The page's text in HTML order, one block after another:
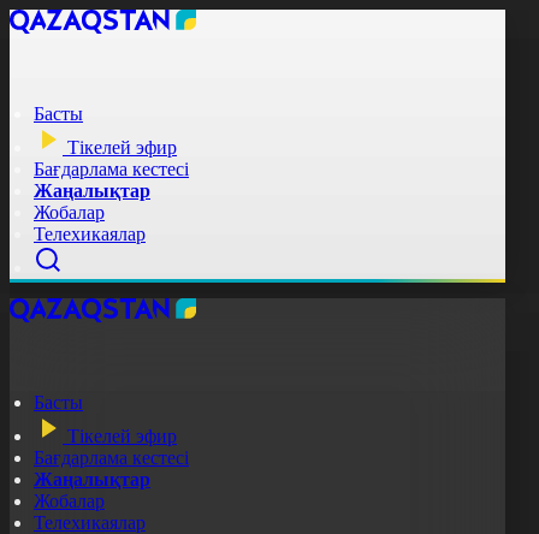
Басты
Тікелей эфир
Бағдарлама кестесі
Жаңалықтар
Жобалар
Телехикаялар
Басты
Тікелей эфир
Бағдарлама кестесі
Жаңалықтар
Жобалар
Телехикаялар